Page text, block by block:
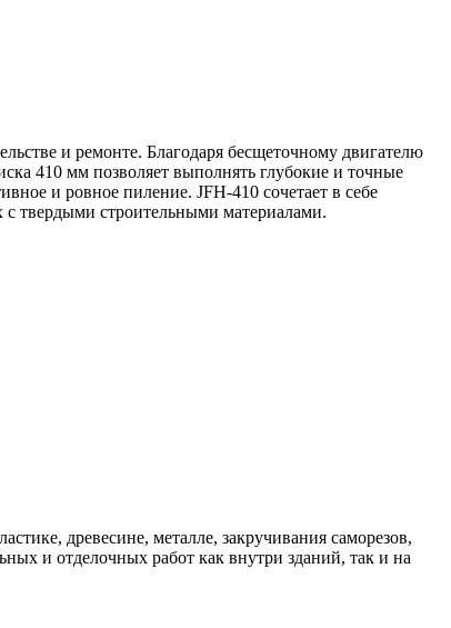
и ремонте. Благодаря бесщеточному двигателю
410 мм позволяет выполнять глубокие и точные
и ровное пиление. JFH-410 сочетает в себе
твердыми строительными материалами.
древесине, металле, закручивания саморезов,
и отделочных работ как внутри зданий, так и на